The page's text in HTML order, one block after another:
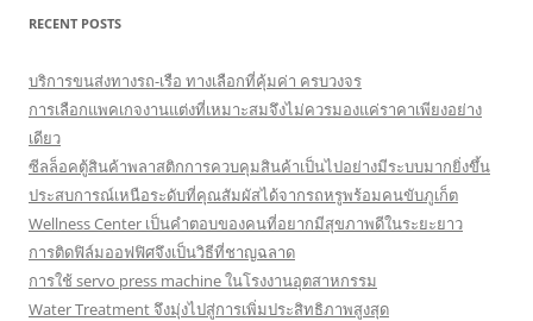
RECENT POSTS
บริการขนส่งทางรถ-เรือ ทางเลือกที่คุ้มค่า ครบวงจร
การเลือกแพคเกจงานแต่งที่เหมาะสมจึงไม่ควรมองแค่ราคาเพียงอย่าง
เดียว
ซีลล็อคตู้สินค้าพลาสติกการควบคุมสินค้าเป็นไปอย่างมีระบบมากยิ่งขึ้น
ประสบการณ์เหนือระดับที่คุณสัมผัสได้จากรถหรูพร้อมคนขับภูเก็ต
Wellness Center เป็นคำตอบของคนที่อยากมีสุขภาพดีในระยะยาว
การติดฟิล์มออฟฟิศจึงเป็นวิธีที่ชาญฉลาด
การใช้ servo press machine ในโรงงานอุตสาหกรรม
Water Treatment จึงมุ่งไปสู่การเพิ่มประสิทธิภาพสูงสุด